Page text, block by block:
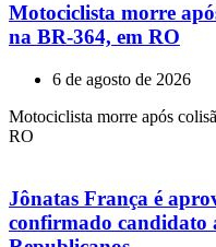
Motociclista morre
na BR-364, em RO
6 de agosto de 2026
Motociclista morre após
RO
Jônatas França é
confirmado candidato